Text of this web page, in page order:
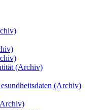
(Archiv)
(Archiv)